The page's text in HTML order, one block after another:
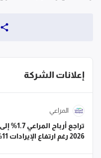
إعلانات الشركة
المراعي
2026 رغم ارتفاع الإيرادات 11%